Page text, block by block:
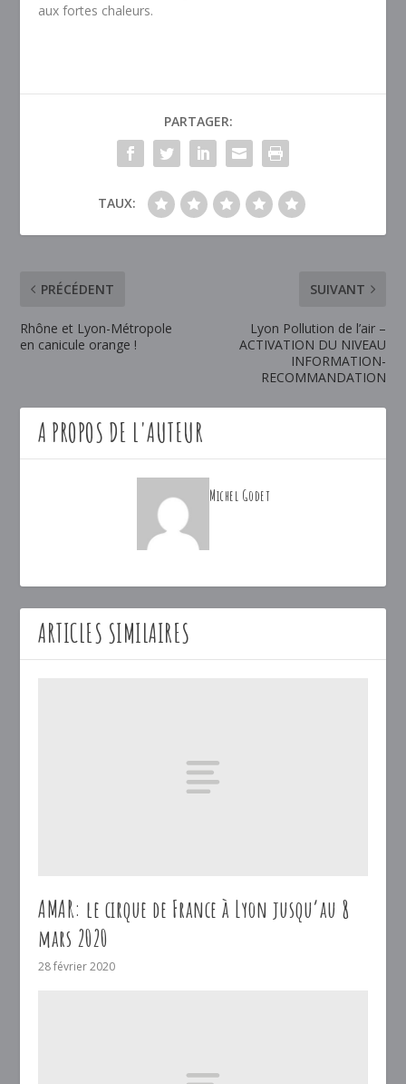
aux fortes chaleurs.
PARTAGER:
TAUX:
PRÉCÉDENT
Rhône et Lyon-Métropole
en canicule orange !
SUIVANT
Lyon Pollution de l’air –
ACTIVATION DU NIVEAU
INFORMATION-
RECOMMANDATION
A PROPOS DE L'AUTEUR
Michel Godet
ARTICLES SIMILAIRES
AMAR: le cirque de France à Lyon jusqu’au 8
mars 2020
28 février 2020